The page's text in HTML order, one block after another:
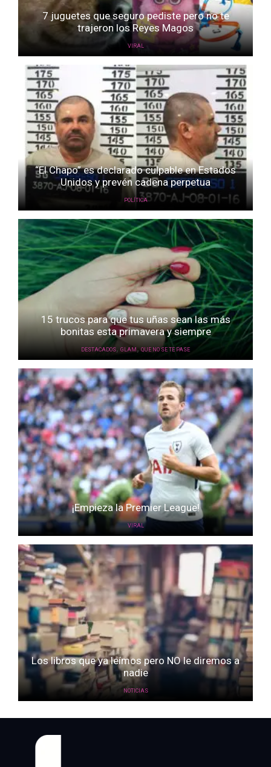
7 juguetes que seguro pediste pero no te
trajeron los Reyes Magos
VIRAL
“El Chapo” es declarado culpable en Estados
Unidos y prevén cadena perpetua
POLÍTICA
15 trucos para que tus uñas sean las más
bonitas esta primavera y siempre
DESTACADOS, GLAM ,QUE NO SE TE PASE
¡Empieza la Premier League!
VIRAL
Los libros que ya leímos pero NO le diremos a
nadie
NOTICIAS